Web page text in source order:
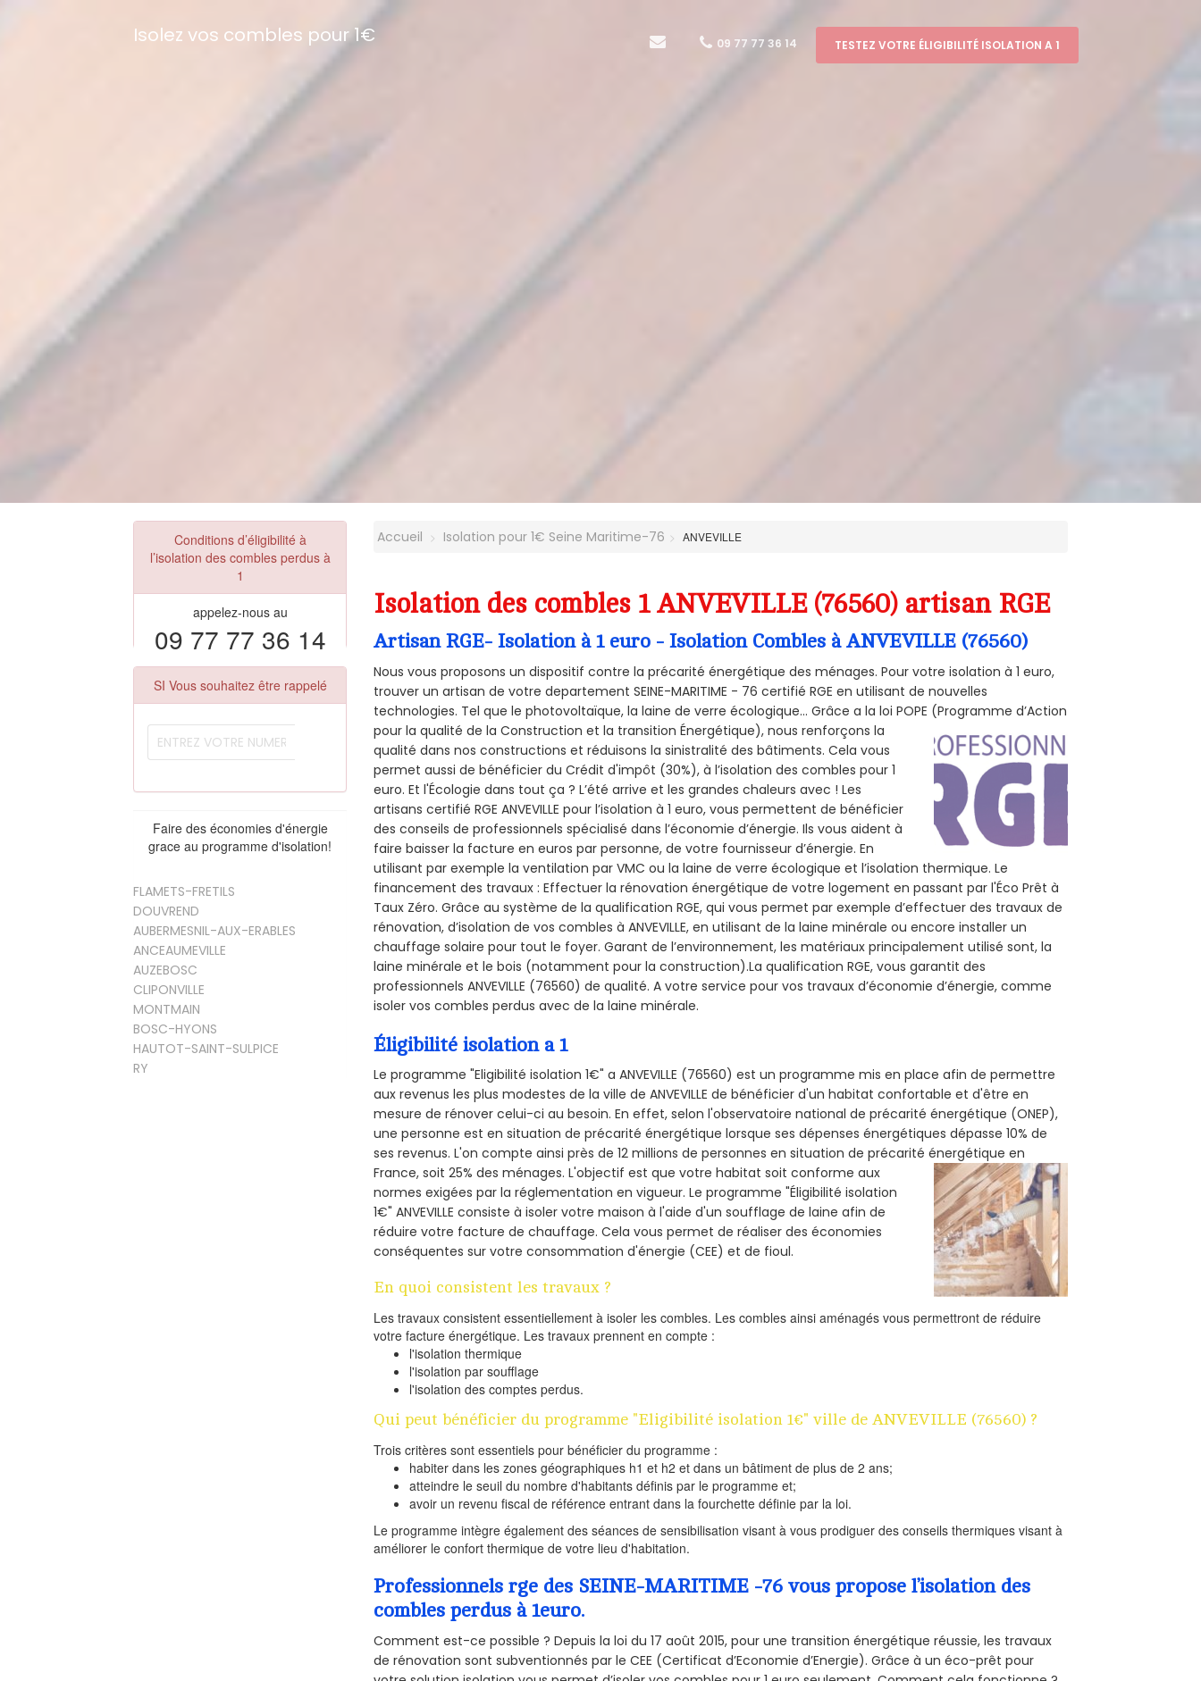
Isolez vos combles pour 1€ 09 77 77 36 14 TESTEZ VOTRE ÉLIGIBILITÉ ISOLATION A 1
Conditions d’éligibilité à
l’isolation des combles perdus à
1
appelez-nous au
09 77 77 36 14
SI Vous souhaitez être rappelé
Faire des économies d'énergie
grace au programme d'isolation!
FLAMETS-FRETILS
DOUVREND
AUBERMESNIL-AUX-ERABLES
ANCEAUMEVILLE
AUZEBOSC
CLIPONVILLE
MONTMAIN
BOSC-HYONS
HAUTOT-SAINT-SULPICE
RY
Accueil Isolation pour 1€ Seine Maritime-76 ANVEVILLE
Isolation des combles 1 ANVEVILLE (76560) artisan RGE
Artisan RGE- Isolation à 1 euro - Isolation Combles à ANVEVILLE (76560)
Nous vous proposons un dispositif contre la précarité énergétique des ménages. Pour votre isolation à 1 euro,
trouver un artisan de votre departement SEINE-MARITIME - 76 certifié RGE en utilisant de nouvelles
technologies. Tel que le photovoltaïque, la laine de verre écologique... Grâce a la loi POPE (Programme d’Action
pour la qualité de la Construction et la transition Énergétique), nous renforçons la
qualité dans nos constructions et réduisons la sinistralité des bâtiments. Cela vous
permet aussi de bénéficier du Crédit d'impôt (30%), à l’isolation des combles pour 1
euro. Et l'Écologie dans tout ça ? L’été arrive et les grandes chaleurs avec ! Les
artisans certifié RGE ANVEVILLE pour l’isolation à 1 euro, vous permettent de bénéficier
des conseils de professionnels spécialisé dans l’économie d’énergie. Ils vous aident à
faire baisser la facture en euros par personne, de votre fournisseur d’énergie. En
utilisant par exemple la ventilation par VMC ou la laine de verre écologique et l’isolation thermique. Le
financement des travaux : Effectuer la rénovation énergétique de votre logement en passant par l'Éco Prêt à
Taux Zéro. Grâce au système de la qualification RGE, qui vous permet par exemple d’effectuer des travaux de
rénovation, d’isolation de vos combles à ANVEVILLE, en utilisant de la laine minérale ou encore installer un
chauffage solaire pour tout le foyer. Garant de l’environnement, les matériaux principalement utilisé sont, la
laine minérale et le bois (notamment pour la construction).La qualification RGE, vous garantit des
professionnels ANVEVILLE (76560) de qualité. A votre service pour vos travaux d’économie d’énergie, comme
isoler vos combles perdus avec de la laine minérale.
Éligibilité isolation a 1
Le programme "Eligibilité isolation 1€" a ANVEVILLE (76560) est un programme mis en place afin de permettre
aux revenus les plus modestes de la ville de ANVEVILLE de bénéficier d'un habitat confortable et d'être en
mesure de rénover celui-ci au besoin. En effet, selon l'observatoire national de précarité énergétique (ONEP),
une personne est en situation de précarité énergétique lorsque ses dépenses énergétiques dépasse 10% de
ses revenus. L'on compte ainsi près de 12 millions de personnes en situation de précarité énergétique en
France, soit 25% des ménages.L'objectif est que votre habitat soit conforme aux
normes exigées par la réglementation en vigueur. Le programme "Éligibilité isolation
1€" ANVEVILLE consiste à isoler votre maison à l'aide d'un soufflage de laine afin de
réduire votre facture de chauffage. Cela vous permet de réaliser des économies
conséquentes sur votre consommation d'énergie (CEE) et de fioul.
En quoi consistent les travaux ?
Les travaux consistent essentiellement à isoler les combles. Les combles ainsi aménagés vous permettront de réduire
votre facture énergétique. Les travaux prennent en compte :
l'isolation thermique
l'isolation par soufflage
l'isolation des comptes perdus.
Qui peut bénéficier du programme "Eligibilité isolation 1€" ville de ANVEVILLE (76560) ?
Trois critères sont essentiels pour bénéficier du programme :
habiter dans les zones géographiques h1 et h2 et dans un bâtiment de plus de 2 ans;
atteindre le seuil du nombre d'habitants définis par le programme et;
avoir un revenu fiscal de référence entrant dans la fourchette définie par la loi.
Le programme intègre également des séances de sensibilisation visant à vous prodiguer des conseils thermiques visant à
améliorer le confort thermique de votre lieu d'habitation.
Professionnels rge des SEINE-MARITIME -76 vous propose l’isolation des
combles perdus à 1euro.
Comment est-ce possible ? Depuis la loi du 17 août 2015, pour une transition énergétique réussie, les travaux
de rénovation sont subventionnés par le CEE (Certificat d’Economie d’Energie). Grâce à un éco-prêt pour